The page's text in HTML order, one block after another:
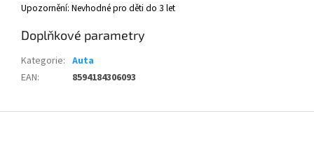
Upozornění: Nevhodné pro děti do 3 let
Doplňkové parametry
Kategorie: Auta
EAN: 8594184306093